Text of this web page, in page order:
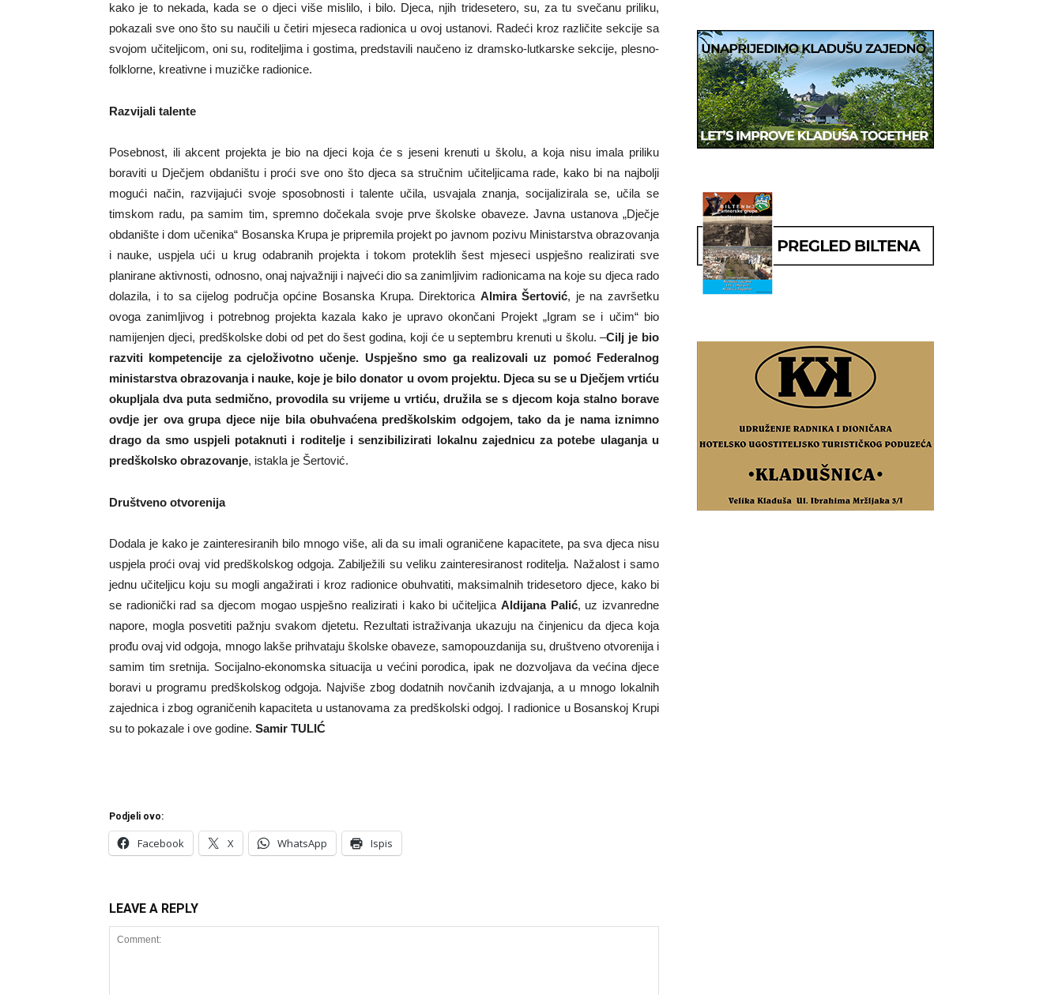
kako je to nekada, kada se o djeci više mislilo, i bilo. Djeca, njih tridesetero, su, za tu svečanu priliku,
pokazali sve ono što su naučili u četiri mjeseca radionica u ovoj ustanovi. Radeći kroz različite sekcije sa
svojom učiteljicom, oni su, roditeljima i gostima, predstavili naučeno iz dramsko-lutkarske sekcije, plesno-
folklorne, kreativne i muzičke radionice.
Razvijali talente
Posebnost, ili akcent projekta je bio na djeci koja će s jeseni krenuti u školu, a koja nisu imala priliku
boraviti u Dječjem obdaništu i proći sve ono što djeca sa stručnim učiteljicama rade, kako bi na najbolji
mogući način, razvijajući svoje sposobnosti i talente učila, usvajala znanja, socijalizirala se, učila se
timskom radu, pa samim tim, spremno dočekala svoje prve školske obaveze. Javna ustanova „Dječje
obdanište i dom učenika“ Bosanska Krupa je pripremila projekt po javnom pozivu Ministarstva obrazovanja
i nauke, uspjela ući u krug odabranih projekta i tokom proteklih šest mjeseci uspješno realizirati sve
planirane aktivnosti, odnosno, onaj najvažniji i najveći dio sa zanimljivim radionicama na koje su djeca rado
dolazila, i to sa cijelog područja općine Bosanska Krupa. Direktorica Almira Šertović, je na završetku
ovoga zanimljivog i potrebnog projekta kazala kako je upravo okončani Projekt „Igram se i učim“ bio
namijenjen djeci, predškolske dobi od pet do šest godina, koji će u septembru krenuti u školu. –Cilj je bio
razviti kompetencije za cjeloživotno učenje. Uspješno smo ga realizovali uz pomoć Federalnog
ministarstva obrazovanja i nauke, koje je bilo donator u ovom projektu. Djeca su se u Dječjem vrtiću
okupljala dva puta sedmično, provodila su vrijeme u vrtiću, družila se s djecom koja stalno borave
ovdje jer ova grupa djece nije bila obuhvaćena predškolskim odgojem, tako da je nama iznimno
drago da smo uspjeli potaknuti i roditelje i senzibilizirati lokalnu zajednicu za potebe ulaganja u
predškolsko obrazovanje, istakla je Šertović.
Društveno otvorenija
Dodala je kako je zainteresiranih bilo mnogo više, ali da su imali ograničene kapacitete, pa sva djeca nisu
uspjela proći ovaj vid predškolskog odgoja. Zabilježili su veliku zainteresiranost roditelja. Nažalost i samo
jednu učiteljicu koju su mogli angažirati i kroz radionice obuhvatiti, maksimalnih tridesetoro djece, kako bi
se radionički rad sa djecom mogao uspješno realizirati i kako bi učiteljica Aldijana Palić, uz izvanredne
napore, mogla posvetiti pažnju svakom djetetu. Rezultati istraživanja ukazuju na činjenicu da djeca koja
prođu ovaj vid odgoja, mnogo lakše prihvataju školske obaveze, samopouzdanija su, društveno otvorenija i
samim tim sretnija. Socijalno-ekonomska situacija u većini porodica, ipak ne dozvoljava da većina djece
boravi u programu predškolskog odgoja. Najviše zbog dodatnih novčanih izdvajanja, a u mnogo lokalnih
zajednica i zbog ograničenih kapaciteta u ustanovama za predškolski odgoj. I radionice u Bosanskoj Krupi
su to pokazale i ove godine. Samir TULIĆ
Podjeli ovo:
Facebook X WhatsApp Ispis
LEAVE A REPLY